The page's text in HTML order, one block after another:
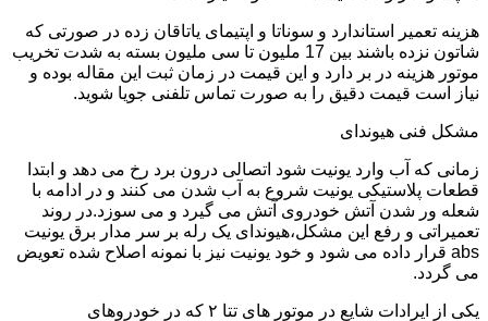
هزینه تعمیر استاندارد و سوناتا و اپتیمای یاتاقان زده در صورتی که
شاتون نزده باشند بین 17 ملیون تا سی ملیون بسته به شدت تخریب
موتور هزینه در بر دارد و این قیمت در زمان ثبت این مقاله بوده و
نیاز است قیمت دقیق را به صورت تماس تلفنی جویا شوید.
مشکل فنی هیوندای
زمانی که آب وارد یونیت شود اتصالی درون برد رخ می دهد و ابتدا
قطعات پلاستیکی یونیت شروع به آب شدن می کنند و در ادامه با
شعله ور شدن آتش خودروی آتش می گیرد و می سوزد.در روند
تعمیراتی و رفع این مشکل،هیوندای یک رله بر سر مدار برق یونیت
abs قرار داده می شود و خود یونیت نیز با نمونه اصلاح شده تعویض
می گردد.
یکی از ایرادات شایع در موتور های تتا ۲ که در خودروهای